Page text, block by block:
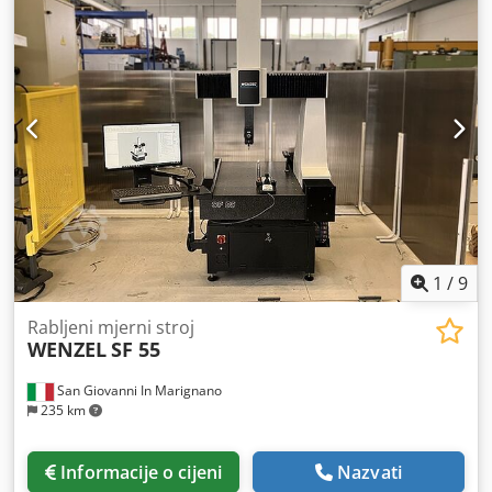
WPC • Kontrolna geometrija i površina slobodnog oblika
(trenutna verzija) • PC sustav (NOVO) • 2 x 24“ monitor
(NOVO) • Sonda osjetljiva na dodir PH10M/TP200 •
Referentna kugla • Kontrolni stol Opcije: Dodatni softverski
moduli, izmjenjivač igle, pribor i sustav stezanja dostupni
su na zahtjev. Usluge: Instalacija • Puštanje u pogon i
pregled točnosti • DAkkS kalibracijski certifikat prema
zahtjevu • Individualna obuka •
Pakiranje/transport/osiguranje Integrirani gramofon npr.
Npr. za mjerenje opreme
1 /9
San Giovanni In Marignano
235 km
Rabljeni mjerni stroj
WENZELSF 55
Informacije o cijeni Nazvati